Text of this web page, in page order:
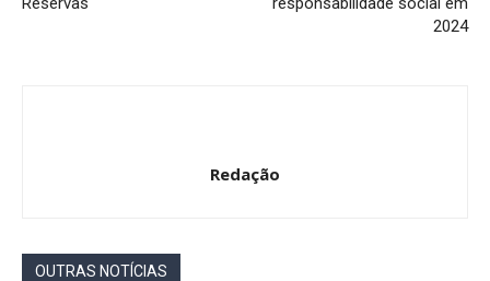
2024
Redação
OUTRAS NOTÍCIAS